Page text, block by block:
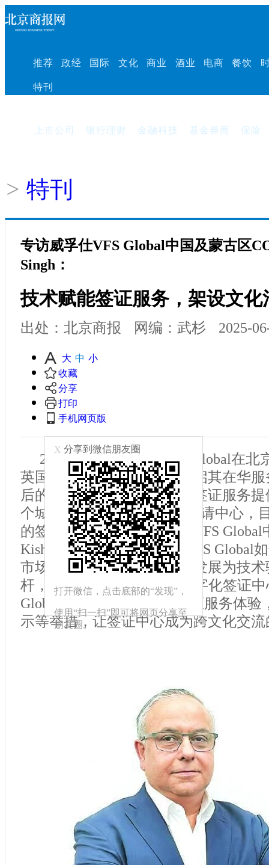
推荐 政经 国际 文化 商业 酒业 电商 餐饮
特刊
上市公司 银行理财 金融科技 基金券商 保险
> 特刊
专访威孚仕VFS Global中国及蒙古区
Singh：
技术赋能签证服务，架设文化
出处：北京商报 网编：武杉 2025-
大 中 小
收藏
分享
打印
手机网页版
X 分享到微信朋友圈
打开微信，点击底部的“发现”，
使用“扫一扫”即可将网页分享至
朋友圈。
2005年2月，威孚仕VFS Global在北
英国签证申请中心，正式开启其在华
后的今天，这家全球领先的签证服务
个城市运营超过400个签证申请中心，
的签证申请。近日，威孚仕VFS Global
Kishen Singh分享了威孚仕VFS Global
市场同频增长。从签证服务发展为技
杆，从AI聊天机器人到全数字化签证中
Global正以技术创新重塑签证服务体验
示等举措，让签证中心成为跨文化交